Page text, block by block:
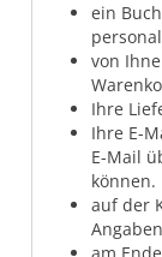
ein
von
Ihre
Ihre E-
E-Mail
können.
auf der